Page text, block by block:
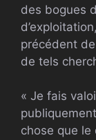
des bogues
précédent
de tels
« Je fais
chose que